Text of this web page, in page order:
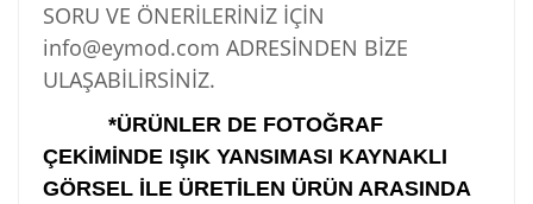
SORU VE ÖNERİLERİNİZ İÇİN
info@eymod.com ADRESİNDEN BİZE
ULAŞABİLİRSİNİZ.
*ÜRÜNLER DE FOTOĞRAF
ÇEKİMİNDE IŞIK YANSIMASI KAYNAKLI
GÖRSEL İLE ÜRETİLEN ÜRÜN ARASINDA